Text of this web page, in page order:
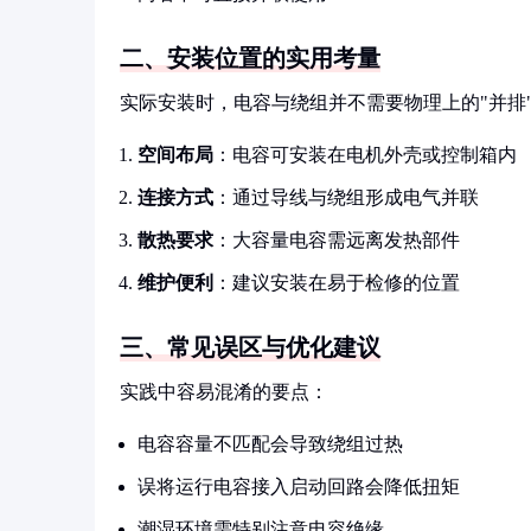
二、安装位置的实用考量
实际安装时，电容与绕组并不需要物理上的"并
空间布局 ：电容可安装在电机外壳或控制箱内
连接方式 ：通过导线与绕组形成电气并联
散热要求 ：大容量电容需远离发热部件
维护便利 ：建议安装在易于检修的位置
三、常见误区与优化建议
实践中容易混淆的要点：
电容容量不匹配会导致绕组过热
误将运行电容接入启动回路会降低扭矩